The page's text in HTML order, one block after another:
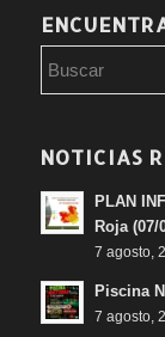
NOTICIAS
PLAN
Roja (07/
7 agosto,
Piscina
7 agosto,